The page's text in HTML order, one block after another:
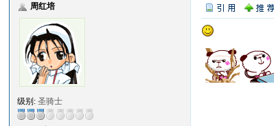
周红培
级别:圣骑士